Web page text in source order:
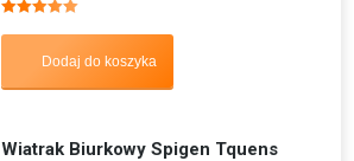
5.00
Dodaj do koszyka
Wiatrak Biurkowy Spigen Tquens